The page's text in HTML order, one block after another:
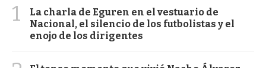
1
La charla de Eguren en el vestuario de
Nacional, el silencio de los futbolistas y el
enojo de los dirigentes